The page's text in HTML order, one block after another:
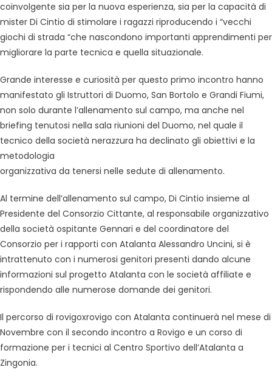
coinvolgente sia per la nuova esperienza, sia per la capacità di
mister Di Cintio di stimolare i ragazzi riproducendo i “vecchi
giochi di strada “che nascondono importanti apprendimenti per
migliorare la parte tecnica e quella situazionale.
Grande interesse e curiosità per questo primo incontro hanno
manifestato gli Istruttori di Duomo, San Bortolo e Grandi Fiumi,
non solo durante l’allenamento sul campo, ma anche nel
briefing tenutosi nella sala riunioni del Duomo, nel quale il
tecnico della società nerazzura ha declinato gli obiettivi e la
metodologia
organizzativa da tenersi nelle sedute di allenamento.
Al termine dell’allenamento sul campo, Di Cintio insieme al
Presidente del Consorzio Cittante, al responsabile organizzativo
della società ospitante Gennari e del coordinatore del
Consorzio per i rapporti con Atalanta Alessandro Uncini, si è
intrattenuto con i numerosi genitori presenti dando alcune
informazioni sul progetto Atalanta con le società affiliate e
rispondendo alle numerose domande dei genitori.
Il percorso di rovigoxrovigo con Atalanta continuerà nel mese di
Novembre con il secondo incontro a Rovigo e un corso di
formazione per i tecnici al Centro Sportivo dell’Atalanta a
Zingonia.